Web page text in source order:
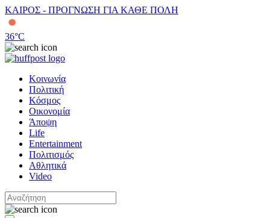
ΚΑΙΡΟΣ - ΠΡΟΓΝΩΣΗ ΓΙΑ ΚΑΘΕ ΠΟΛΗ
36°C
Κοινωνία
Πολιτική
Κόσμος
Οικονομία
Άποψη
Life
Entertainment
Πολιτισμός
Αθλητικά
Video